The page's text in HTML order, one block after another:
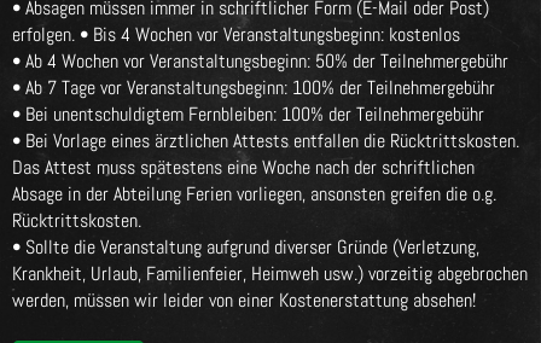
• Absagen müssen immer in schriftlicher Form (E-Mail oder Post)
erfolgen. • Bis 4 Wochen vor Veranstaltungsbeginn: kostenlos
• Ab 4 Wochen vor Veranstaltungsbeginn: 50% der Teilnehmergebühr
• Ab 7 Tage vor Veranstaltungsbeginn: 100% der Teilnehmergebühr
• Bei unentschuldigtem Fernbleiben: 100% der Teilnehmergebühr
• Bei Vorlage eines ärztlichen Attests entfallen die Rücktrittskosten.
Das Attest muss spätestens eine Woche nach der schriftlichen
Absage in der Abteilung Ferien vorliegen, ansonsten greifen die o.g.
Rücktrittskosten.
• Sollte die Veranstaltung aufgrund diverser Gründe (Verletzung,
Krankheit, Urlaub, Familienfeier, Heimweh usw.) vorzeitig abgebrochen
werden, müssen wir leider von einer Kostenerstattung absehen!